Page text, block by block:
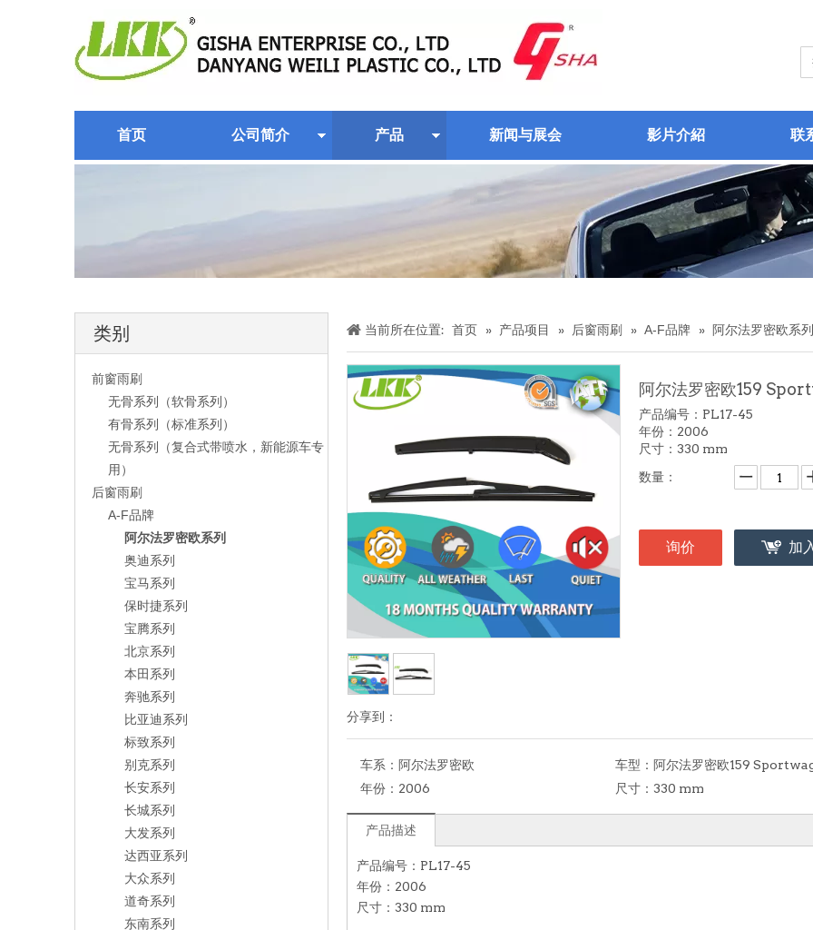
首页 公司简介 产品 新闻与展会 影片介紹 联
类别
前窗雨刷
无骨系列（软骨系列）
有骨系列（标准系列）
无骨系列（复合式带喷水，新能源车专
用）
后窗雨刷
A-F品牌
阿尔法罗密欧系列
奥迪系列
宝马系列
保时捷系列
宝腾系列
北京系列
本田系列
奔驰系列
比亚迪系列
标致系列
别克系列
长安系列
长城系列
大发系列
达西亚系列
大众系列
道奇系列
东南系列
当前所在位置: 首页 » 产品项目 » 后窗雨刷 » A-F品牌 » 阿尔法罗密欧系列
分享到：
阿尔法罗密欧159
产品编号：PL17-45
年份：2006
尺寸：330 mm
数量：
询价 加
车系： 阿尔法罗密欧 车型： 阿尔法罗密欧159
年份： 2006 尺寸： 330 mm
产品描述
产品编号：PL17-45
年份：2006
尺寸：330 mm